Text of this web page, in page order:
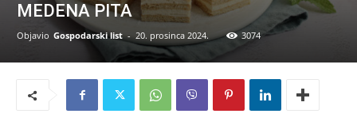
MEDENA PITA
Objavio Gospodarski list - 20. prosinca 2024. 3074